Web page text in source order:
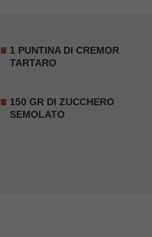
1 PUNTINA DI CREMOR
TARTARO
150 GR DI ZUCCHERO
SEMOLATO